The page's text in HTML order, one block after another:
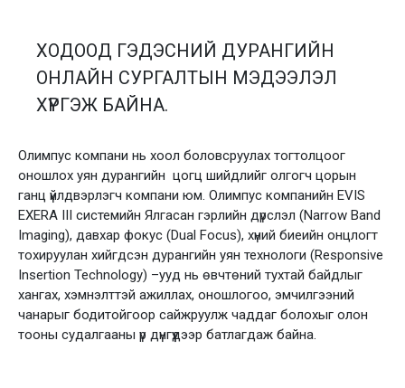
ХОДООД ГЭДЭСНИЙ ДУРАНГИЙН
ОНЛАЙН СУРГАЛТЫН МЭДЭЭЛЭЛ
ХҮРГЭЖ БАЙНА.
Олимпус компани нь хоол боловсруулах тогтолцоог
оношлох уян дурангийн цогц шийдлийг олгогч цорын
ганц үйлдвэрлэгч компани юм. Олимпус компанийн EVIS
EXERA III системийн Ялгасан гэрлийн дүрслэл (Narrow Band
Imaging), давхар фокус (Dual Focus), хүний биеийн онцлогт
тохируулан хийгдсэн дурангийн уян технологи (Responsive
Insertion Technology) –ууд нь өвчтөний тухтай байдлыг
хангах, хэмнэлттэй ажиллах, оношлогоо, эмчилгээний
чанарыг бодитойгоор сайжруулж чаддаг болохыг олон
тооны судалгааны үр дүнгүүдээр батлагдаж байна.